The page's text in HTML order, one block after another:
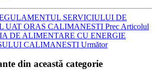
SERVICIULUI DE
UAT ORAS CALIMANESTI Prec Articolul
DE ALIMENTARE CU ENERGIE
CALIMANESTI Următor
din această categorie